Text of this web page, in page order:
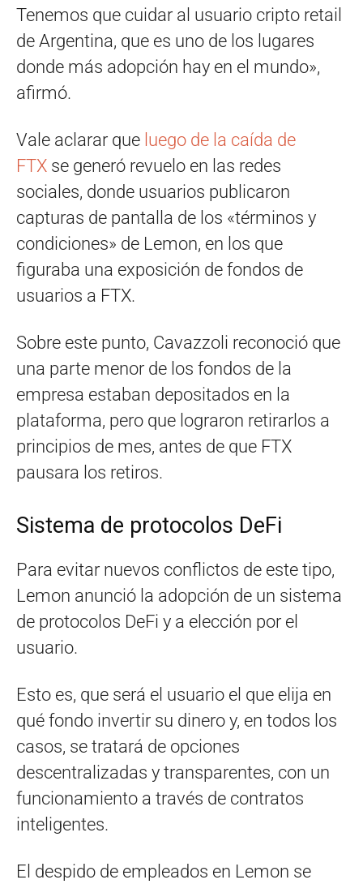
Tenemos que cuidar al usuario cripto retail
de Argentina, que es uno de los lugares
donde más adopción hay en el mundo»,
afirmó.
Vale aclarar que luego de la caída de
FTX se generó revuelo en las redes
sociales, donde usuarios publicaron
capturas de pantalla de los «términos y
condiciones» de Lemon, en los que
figuraba una exposición de fondos de
usuarios a FTX.
Sobre este punto, Cavazzoli reconoció que
una parte menor de los fondos de la
empresa estaban depositados en la
plataforma, pero que lograron retirarlos a
principios de mes, antes de que FTX
pausara los retiros.
Sistema de protocolos DeFi
Para evitar nuevos conflictos de este tipo,
Lemon anunció la adopción de un sistema
de protocolos DeFi y a elección por el
usuario.
Esto es, que será el usuario el que elija en
qué fondo invertir su dinero y, en todos los
casos, se tratará de opciones
descentralizadas y transparentes, con un
funcionamiento a través de contratos
inteligentes.
El despido de empleados en Lemon se